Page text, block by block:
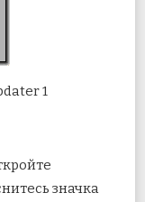
значка